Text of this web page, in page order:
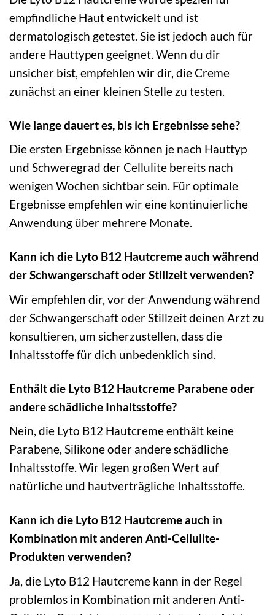
empfindliche Haut entwickelt und ist
dermatologisch getestet. Sie ist jedoch auch für
andere Hauttypen geeignet. Wenn du dir
unsicher bist, empfehlen wir dir, die Creme
zunächst an einer kleinen Stelle zu testen.
Wie lange dauert es, bis ich Ergebnisse sehe?
Die ersten Ergebnisse können je nach Hauttyp
und Schweregrad der Cellulite bereits nach
wenigen Wochen sichtbar sein. Für optimale
Ergebnisse empfehlen wir eine kontinuierliche
Anwendung über mehrere Monate.
Kann ich die Lyto B12 Hautcreme auch während
der Schwangerschaft oder Stillzeit verwenden?
Wir empfehlen dir, vor der Anwendung während
der Schwangerschaft oder Stillzeit deinen Arzt zu
konsultieren, um sicherzustellen, dass die
Inhaltsstoffe für dich unbedenklich sind.
Enthält die Lyto B12 Hautcreme Parabene oder
andere schädliche Inhaltsstoffe?
Nein, die Lyto B12 Hautcreme enthält keine
Parabene, Silikone oder andere schädliche
Inhaltsstoffe. Wir legen großen Wert auf
natürliche und hautverträgliche Inhaltsstoffe.
Kann ich die Lyto B12 Hautcreme auch in
Kombination mit anderen Anti-Cellulite-
Produkten verwenden?
Ja, die Lyto B12 Hautcreme kann in der Regel
problemlos in Kombination mit anderen Anti-